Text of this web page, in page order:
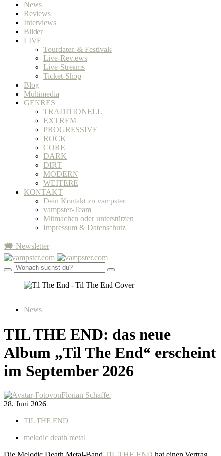
News
Reviews
Interviews
Bilder
LIVE
Tourdaten & Festivals
Live-Reviews
Live-Streams
Ticket-Shop
Blog
Multimedia
GENRES
TRADITIONELL
EXTREM
PROGRESSIVE
ROCK
CORE
DARK
DIRT
MODERN
WEITERE
KONTAKT
Dein Kontakt zu vampster
vampster-Team
Mitmachen oder unterstützen
Impressum & Datenschutz
🗯 Newsletter
News
TIL THE END: das neue
Album „Til The End“ erscheint
im September 2026
vonFlorian Schaffer
28. Juni 2026
TIL THE END
melodic death metal